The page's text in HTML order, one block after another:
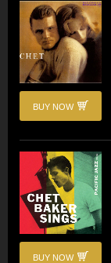
BUY NOW
BUY NOW